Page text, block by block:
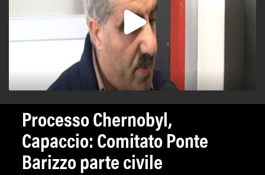
Processo Chernobyl,
Capaccio: Comitato Ponte
Barizzo parte civile